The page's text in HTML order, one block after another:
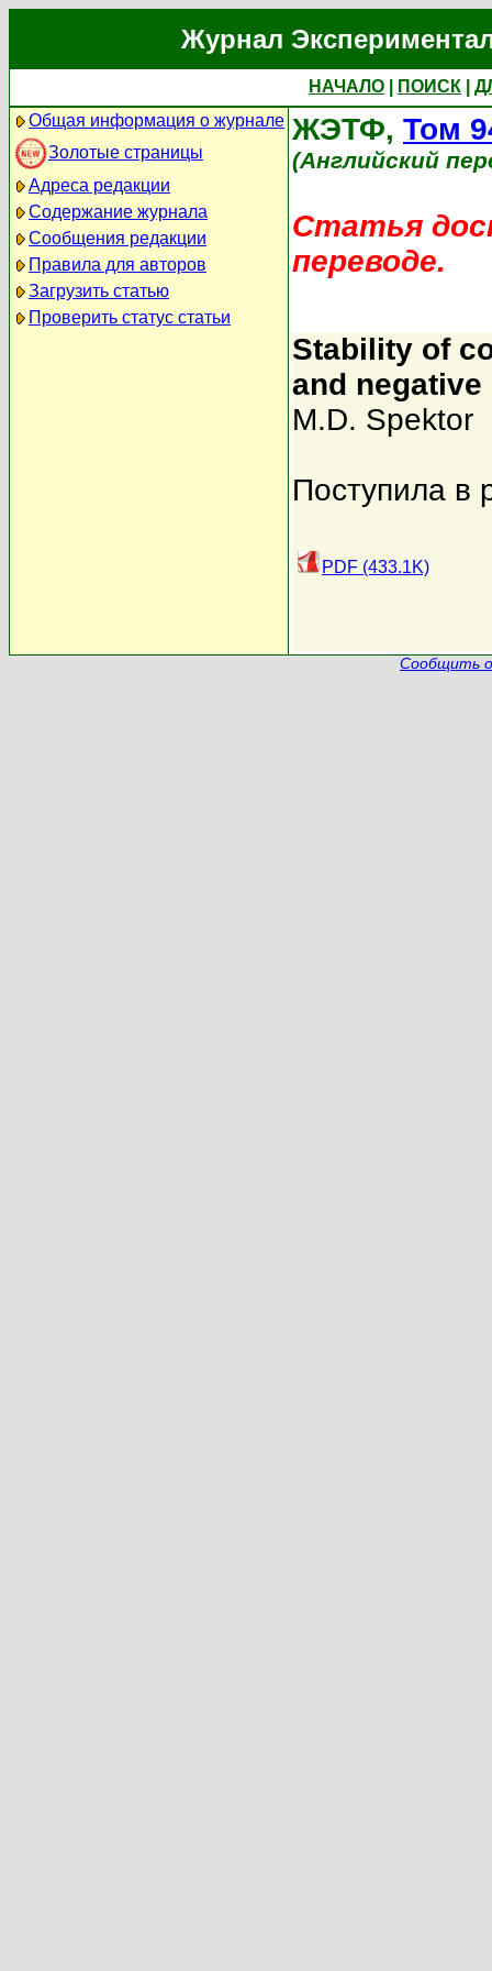
Журнал
НАЧАЛО ПОИСК
Общая информация о журнале
Золотые страницы
Адреса редакции
Содержание журнала
Сообщения редакции
Правила для авторов
Загрузить статью
Проверить статус статьи
ЖЭТФ, Том
(Английский
Статья
переводе.
Stability of
and
M.D. Spektor
Поступила в
PDF (433.1K)
Сообщить о